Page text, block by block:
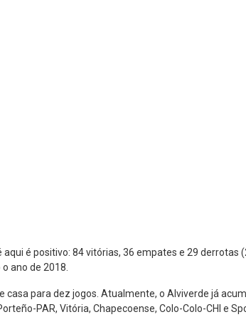
é positivo: 84 vitórias, 36 empates e 29 derrotas
ano de 2018.
para dez jogos. Atualmente, o Alviverde já
PAR, Vitória, Chapecoense, Colo-Colo-CHI e